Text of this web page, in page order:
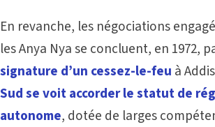
En revanche, les négociations
les Anya Nya se concluent, en 1972,
signature d’un cessez-le-feu à
Sud se voit accorder le statut de
autonome, dotée de larges